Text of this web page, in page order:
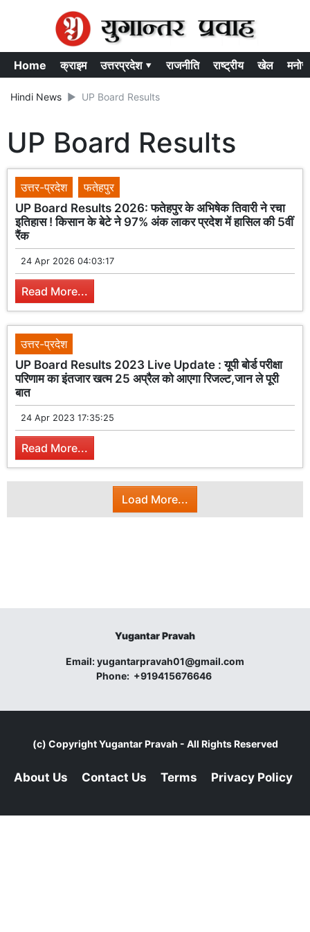
Home क्राइम उत्तरप्रदेश ▾ राजनीति राष्ट्रीय खेल
Hindi News UP Board Results
UP Board Results
उत्तर-प्रदेश
फतेहपुर
UP Board Results 2026: फतेहपुर के अभिषेक तिवारी ने रचा
इतिहास ! किसान के बेटे ने 97% अंक लाकर प्रदेश में हासिल की 5वीं
रैंक
24 Apr 2026 04:03:17
Read More...
उत्तर-प्रदेश
UP Board Results 2023 Live Update : यूपी बोर्ड परीक्षा
परिणाम का इंतजार खत्म 25 अप्रैल को आएगा रिजल्ट,जान ले पूरी
बात
24 Apr 2023 17:35:25
Read More...
Load More...
Yugantar Pravah
Email:yugantarpravah01@gmail.com
Phone: +919415676646
(c) CopyrightYugantar Pravah - All Rights Reserved
About Us Contact Us Terms Privacy Policy